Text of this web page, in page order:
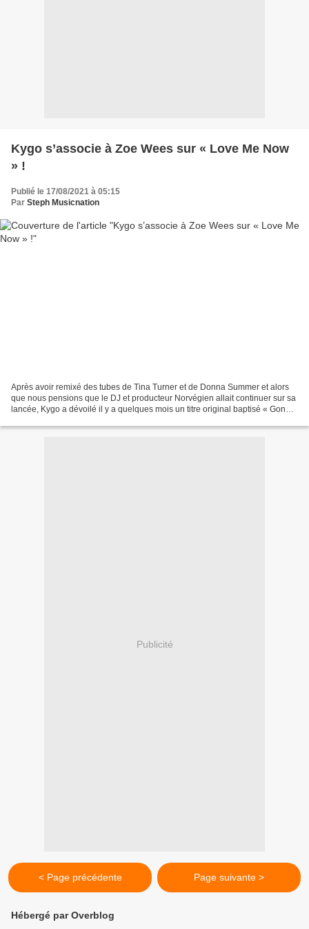
Kygo s’associe à Zoe Wees sur « Love Me Now
» !
Publié le 17/08/2021 à 05:15
Par Steph Musicnation
Après avoir remixé des tubes de Tina Turner et de Donna Summer et alors
que nous pensions que le DJ et producteur Norvégien allait continuer sur sa
lancée, Kygo a dévoilé il y a quelques mois un titre original baptisé « Gone
Publicité
< Page précédente Page suivante >
Hébergé par Overblog